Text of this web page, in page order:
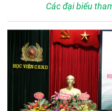
Các đại biểu